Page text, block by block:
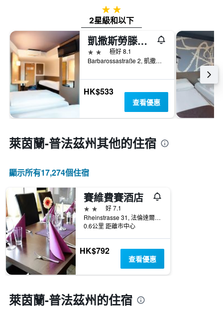
2星級
2星級和以下
凱撒斯勞滕住宿加早餐酒店
2星級
極好 8.1
Barbarossastraße 2, 凱撒斯勞騰, 萊茵蘭-普法茲邦, 德國
HK$533
查看優惠
萊茵蘭-普法茲州​其他的住宿
顯示所有17,274​個住宿
賽維費賽酒店
2星級
好 7.1
Rheinstrasse 31, 法倫達爾, 萊茵蘭-普法茲邦, 德國
0.6公里 距離市中心
HK$792
查看優惠
萊茵蘭-普法茲州的住宿